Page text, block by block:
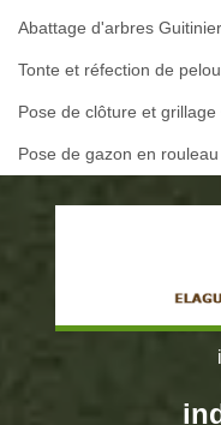
Abattage d'arbres
Tonte et réfection de
Pose de clôture et
Pose de gazon en